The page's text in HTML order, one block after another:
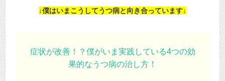
↓僕はいまこうしてうつ病と向き合っています↓
症状が改善！？僕がいま実践している4つの効
果的なうつ病の治し方！